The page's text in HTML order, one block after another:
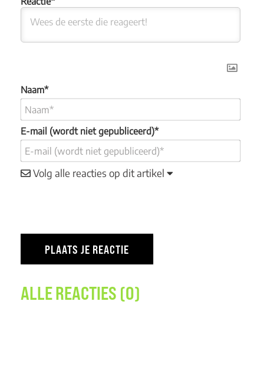
Naam*
E-mail (wordt niet gepubliceerd)*
Volg alle reacties op dit artikel
ALLE REACTIES (0)